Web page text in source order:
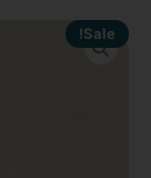
Sale!